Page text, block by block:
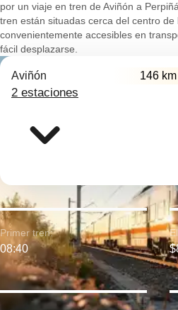
por un viaje en tren de Aviñón a
tren están situadas cerca del centro de
convenientemente accesibles en
fácil desplazarse.
Aviñón 146 km
2 estaciones
Primer tren:
08:40